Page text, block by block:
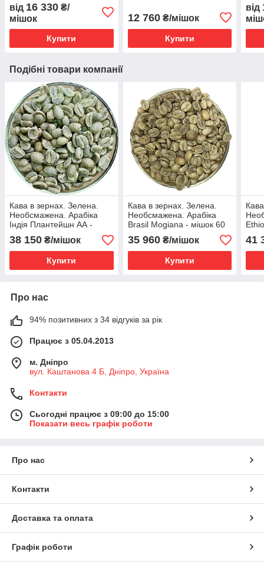
від 16 330 ₴/
мішок
Купити
12 760₴/мішок
Купити
від
Подібні товари компанії
Кава в зернах. Зелена.
Необсмажена. Арабіка
Індія Плантейшн АА -
мішок 60 кг
38 150 ₴/мішок
Купити
Кава в зернах. Зелена.
Необсмажена. Арабіка
Brasil Mogiana - мішок 60
кг
35 960₴/мішок
Купити
41
Про нас
94% позитивних з 34 відгуків за рік
Працює з 05.04.2013
м. Дніпро
вул. Каштанова 4 Б, Дніпро, Україна
Контакти
Сьогодні працює з 09:00 до 15:00
Показати весь графік роботи
Про нас
Контакти
Доставка та оплата
Графік роботи